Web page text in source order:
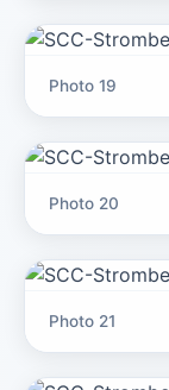
Photo 19
Photo 20
Photo 21